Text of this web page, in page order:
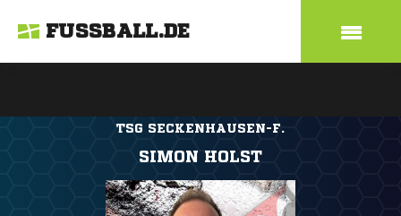
FUSSBALL.DE
TSG SECKENHAUSEN-F.
SIMON HOLST